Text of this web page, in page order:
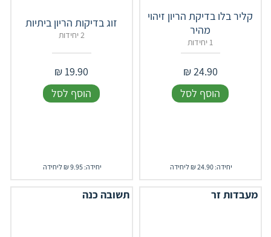
קליר בלו בדיקת הריון זיהוי
מהיר
1 יחידות
24.90
₪
הוסף לסל
יחידה: 24.90 ₪ ליחידה
זוג בדיקות הריון ביתיות
2 יחידות
19.90
₪
הוסף לסל
יחידה: 9.95 ₪ ליחידה
מעבדות זר תשובה כנה